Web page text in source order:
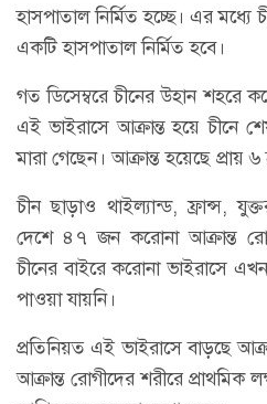
হাসপাতাল নির্মিত হচ্ছে। এর
একটি হাসপাতাল নির্মিত হবে।
গত ডিসেম্বরে চীনের উহান শহরে
এই ভাইরাসে আক্রান্ত হয়ে চীনে
মারা গেছেন। আক্রান্ত হয়েছে প্রায়
চীন ছাড়াও থাইল্যান্ড, ফ্রান্স,
দেশে ৪৭ জন করোনা আক্রান্ত
চীনের বাইরে করোনা ভাইরাসে
পাওয়া যায়নি।
প্রতিনিয়ত এই ভাইরাসে বাড়ছে
আক্রান্ত রোগীদের শরীরে প্রাথমিক